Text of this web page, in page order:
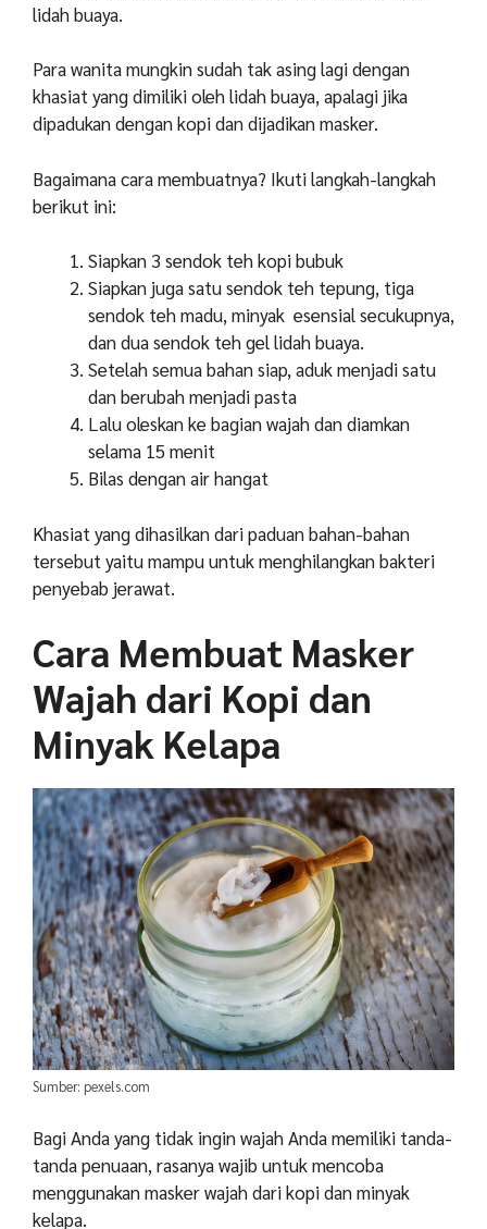
lidah buaya.
Para wanita mungkin sudah tak asing lagi dengan
khasiat yang dimiliki oleh lidah buaya, apalagi jika
dipadukan dengan kopi dan dijadikan masker.
Bagaimana cara membuatnya? Ikuti langkah-langkah
berikut ini:
Siapkan 3 sendok teh kopi bubuk
Siapkan juga satu sendok teh tepung, tiga
sendok teh madu, minyak esensial secukupnya,
dan dua sendok teh gel lidah buaya.
Setelah semua bahan siap, aduk menjadi satu
dan berubah menjadi pasta
Lalu oleskan ke bagian wajah dan diamkan
selama 15 menit
Bilas dengan air hangat
Khasiat yang dihasilkan dari paduan bahan-bahan
tersebut yaitu mampu untuk menghilangkan bakteri
penyebab jerawat.
Cara Membuat Masker
Wajah dari Kopi dan
Minyak Kelapa
Sumber: pexels.com
Bagi Anda yang tidak ingin wajah Anda memiliki tanda-
tanda penuaan, rasanya wajib untuk mencoba
menggunakan masker wajah dari kopi dan minyak
kelapa.